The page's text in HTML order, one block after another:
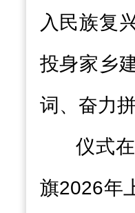
入民族复
投身家乡
词、奋力
仪式
旗2026年